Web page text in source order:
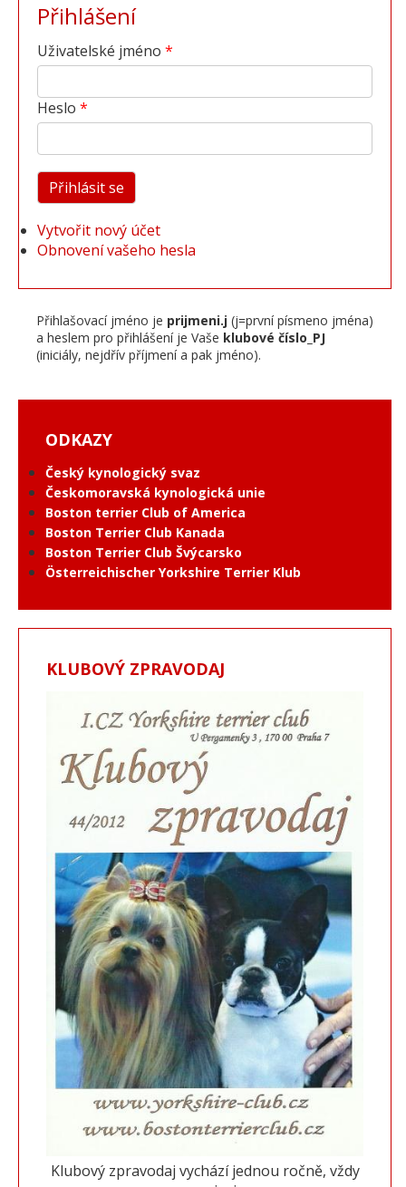
Přihlášení
Uživatelské jméno
Heslo
Vytvořit nový účet
Obnovení vašeho hesla
Přihlašovací jméno je prijmeni.j (j=první písmeno jména)
a heslem pro přihlášení je Vaše klubové číslo_PJ
(iniciály, nejdřív příjmení a pak jméno).
ODKAZY
Český kynologický svaz
Českomoravská kynologická unie
Boston terrier Club of America
Boston Terrier Club Kanada
Boston Terrier Club Švýcarsko
Österreichischer Yorkshire Terrier Klub
KLUBOVÝ ZPRAVODAJ
Klubový zpravodaj vychází jednou ročně, vždy